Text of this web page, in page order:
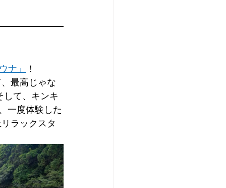
ナ」 ！
て、キンキ
一度体験した
ラックスタ